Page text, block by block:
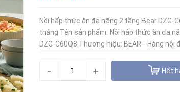
Nồi hấp thức ăn đa năng 2 tầng Bear DZG-
tháng Tên sản phẩm: Nồi hấp thức ăn đa
DZG-C60Q8 Thương hiệu: BEAR - Hàng nội
- + Hết